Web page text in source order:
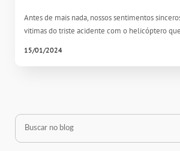
Antes de mais nada, nossos sentimentos
vitimas do triste acidente com o helicóptero
15/01/2024